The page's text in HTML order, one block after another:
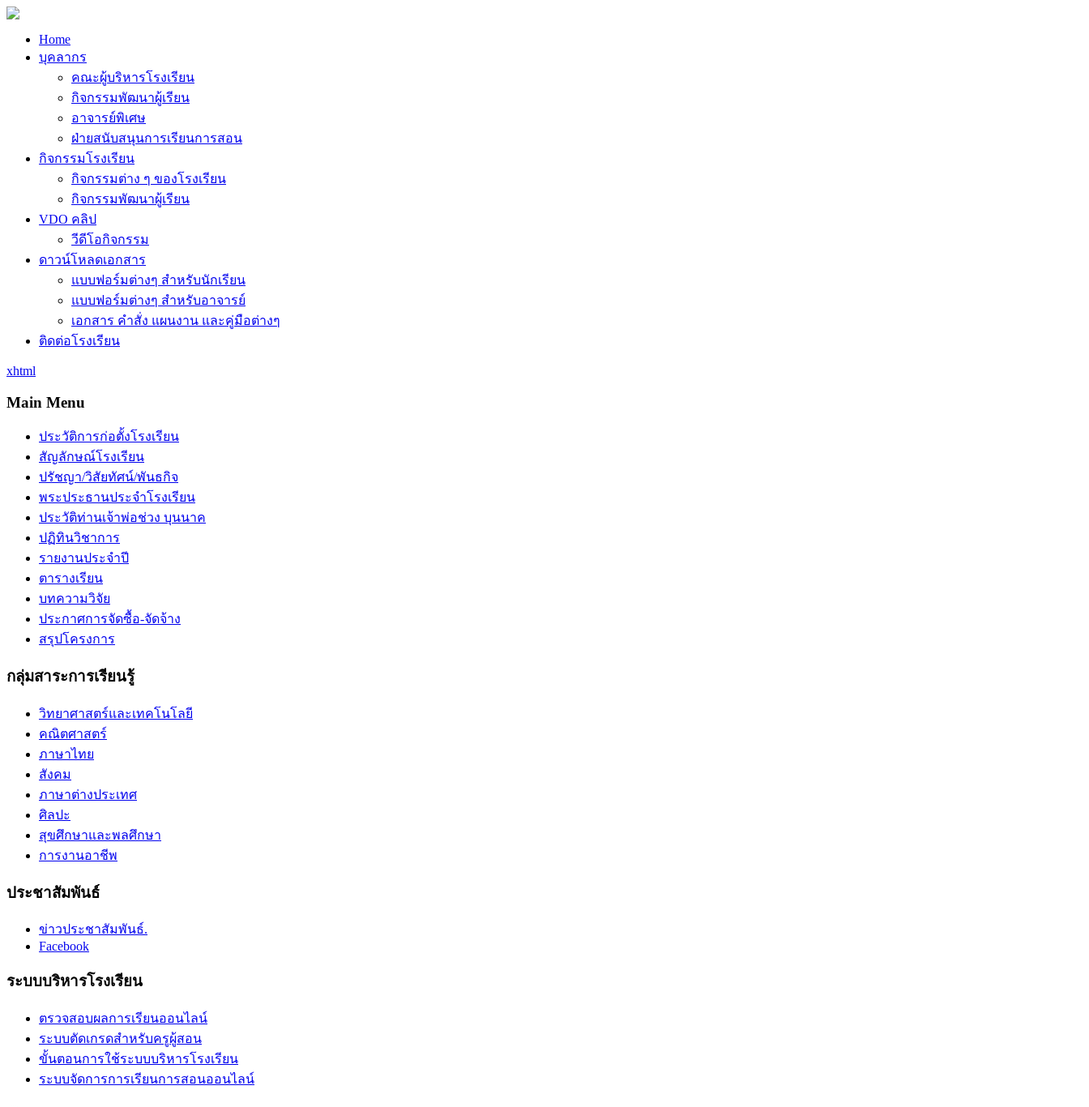
Home
บุคลากร
คณะผู้บริหารโรงเรียน
กิจกรรมพัฒนาผู้เรียน
อาจารย์พิเศษ
ฝ่ายสนับสนุนการเรียนการสอน
กิจกรรมโรงเรียน
กิจกรรมต่าง ๆ ของโรงเรียน
กิจกรรมพัฒนาผู้เรียน
VDO คลิป
วีดีโอกิจกรรม
ดาวน์โหลดเอกสาร
แบบฟอร์มต่างๆ สำหรับนักเรียน
แบบฟอร์มต่างๆ สำหรับอาจารย์
เอกสาร คำสั่ง แผนงาน และคู่มือต่างๆ
ติดต่อโรงเรียน
xhtml
Main Menu
ประวัติการก่อตั้งโรงเรียน
สัญลักษณ์โรงเรียน
ปรัชญา/วิสัยทัศน์/พันธกิจ
พระประธานประจำโรงเรียน
ประวัติท่านเจ้าพ่อช่วง บุนนาค
ปฏิทินวิชาการ
รายงานประจำปี
ตารางเรียน
บทความวิจัย
ประกาศการจัดซื้อ-จัดจ้าง
สรุปโครงการ
กลุ่มสาระการเรียนรู้
วิทยาศาสตร์และเทคโนโลยี
คณิตศาสตร์
ภาษาไทย
สังคม
ภาษาต่างประเทศ
ศิลปะ
สุขศึกษาและพลศึกษา
การงานอาชีพ
ประชาสัมพันธ์
ข่าวประชาสัมพันธ์.
Facebook
ระบบบริหารโรงเรียน
ตรวจสอบผลการเรียนออนไลน์
ระบบตัดเกรดสำหรับครูผู้สอน
ขั้นตอนการใช้ระบบบริหารโรงเรียน
ระบบจัดการการเรียนการสอนออนไลน์